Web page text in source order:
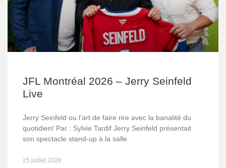
JFL Montréal 2026 – Jerry Seinfeld
Live
Jerry Seinfeld ou l’art de faire rire avec la banalité du
quotidien! Par : Sylvie Tardif Jerry Seinfeld présentait
son spectacle stand-up à la salle
25 juillet 2026